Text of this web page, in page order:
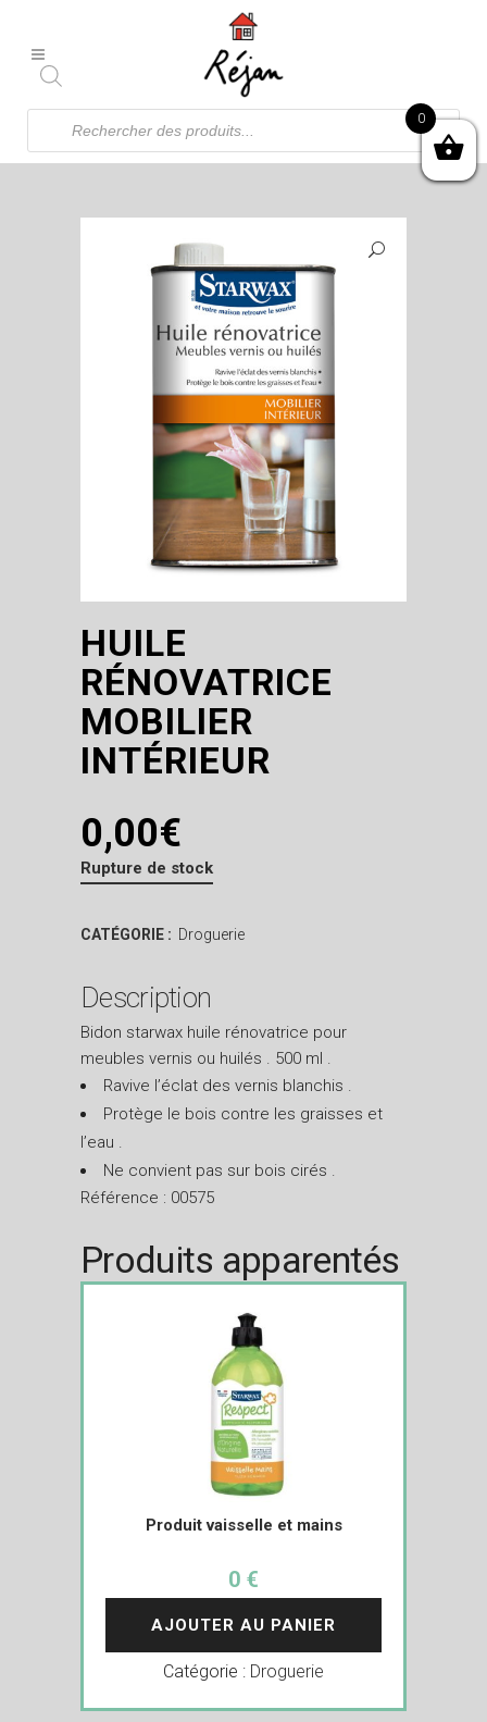
Recherche
produits
HUILE
RÉNOVATRICE
MOBILIER
INTÉRIEUR
0,00€
Rupture de stock
CATÉGORIE : Droguerie
Description
Bidon starwax huile rénovatrice pour
meubles vernis ou huilés . 500 ml .
Ravive l’éclat des vernis blanchis .
Protège le bois contre les graisses et
l’eau .
Ne convient pas sur bois cirés .
Référence : 00575
Produits apparentés
Produit vaisselle et mains
0 €
AJOUTER AU PANIER
Catégorie : Droguerie
0